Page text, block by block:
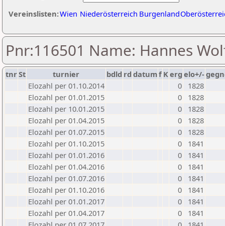
Vereinslisten:Wien Niederösterreich Burgenland
Pnr:116501 Name: Hannes
tnrSt turnier bdld rd datumf Kerg elo+/-
Elozahl per 01.10.2014
0
1828
Elozahl per 01.01.2015
0
1828
Elozahl per 10.01.2015
0
1828
Elozahl per 01.04.2015
0
1828
Elozahl per 01.07.2015
0
1828
Elozahl per 01.10.2015
0
1841
Elozahl per 01.01.2016
0
1841
Elozahl per 01.04.2016
0
1841
Elozahl per 01.07.2016
0
1841
Elozahl per 01.10.2016
0
1841
Elozahl per 01.01.2017
0
1841
Elozahl per 01.04.2017
0
1841